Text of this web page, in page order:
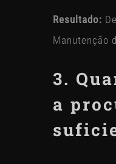
Resultado:
Manutenção
3.
a